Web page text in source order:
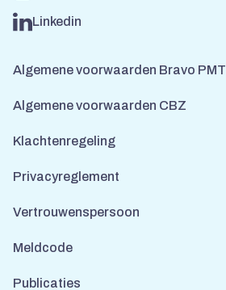
Linkedin
Algemene voorwaarden Bravo PMT
Algemene voorwaarden CBZ
Klachtenregeling
Privacyreglement
Vertrouwenspersoon
Meldcode
Publicaties